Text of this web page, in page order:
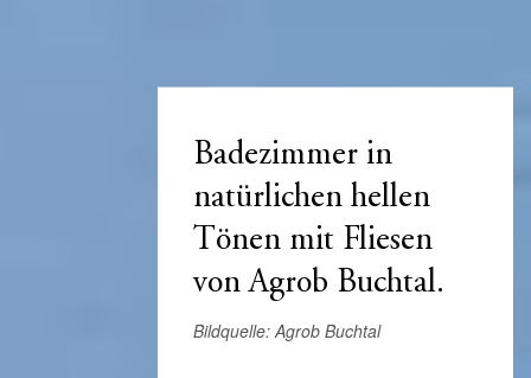
Badezimmer in
natürlichen hellen
Tönen mit Fliesen
von Agrob Buchtal.
Bildquelle: Agrob Buchtal